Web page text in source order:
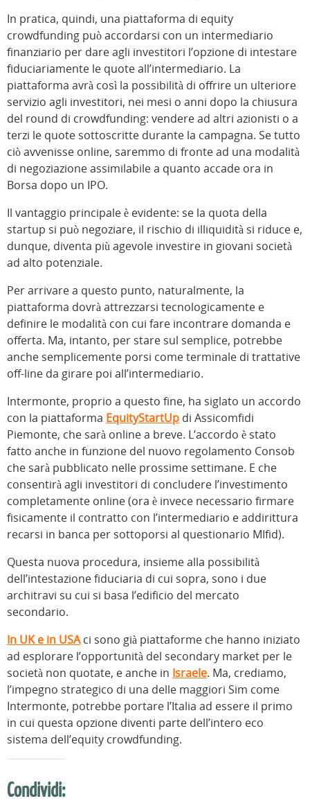
In pratica, quindi, una piattaforma di equity
crowdfunding può accordarsi con un intermediario
finanziario per dare agli investitori l’opzione di intestare
fiduciariamente le quote all’intermediario. La
piattaforma avrà così la possibilità di offrire un ulteriore
servizio agli investitori, nei mesi o anni dopo la chiusura
del round di crowdfunding: vendere ad altri azionisti o a
terzi le quote sottoscritte durante la campagna. Se tutto
ciò avvenisse online, saremmo di fronte ad una modalità
di negoziazione assimilabile a quanto accade ora in
Borsa dopo un IPO.
Il vantaggio principale è evidente: se la quota della
startup si può negoziare, il rischio di illiquidità si riduce e,
dunque, diventa più agevole investire in giovani società
ad alto potenziale.
Per arrivare a questo punto, naturalmente, la
piattaforma dovrà attrezzarsi tecnologicamente e
definire le modalità con cui fare incontrare domanda e
offerta. Ma, intanto, per stare sul semplice, potrebbe
anche semplicemente porsi come terminale di trattative
off-line da girare poi all’intermediario.
Intermonte, proprio a questo fine, ha siglato un accordo
con la piattaforma EquityStartUp di Assicomfidi
Piemonte, che sarà online a breve. L’accordo è stato
fatto anche in funzione del nuovo regolamento Consob
che sarà pubblicato nelle prossime settimane. E che
consentirà agli investitori di concludere l’investimento
completamente online (ora è invece necessario firmare
fisicamente il contratto con l’intermediario e addirittura
recarsi in banca per sottoporsi al questionario MIfid).
Questa nuova procedura, insieme alla possibilità
dell’intestazione fiduciaria di cui sopra, sono i due
architravi su cui si basa l’edificio del mercato
secondario.
In UK e in USAci sono già piattaforme che hanno iniziato
ad esplorare l’opportunità del secondary market per le
società non quotate, e anche in Israele. Ma, crediamo,
l’impegno strategico di una delle maggiori Sim come
Intermonte, potrebbe portare l’Italia ad essere il primo
in cui questa opzione diventi parte dell’intero eco
sistema dell’equity crowdfunding.
Condividi: